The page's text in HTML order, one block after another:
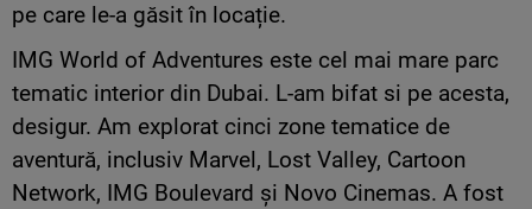
pe care le-a găsit în locație.
IMG World of Adventures este cel mai mare parc
tematic interior din Dubai. L-am bifat si pe acesta,
desigur. Am explorat cinci zone tematice de
aventură, inclusiv Marvel, Lost Valley, Cartoon
Network, IMG Boulevard și Novo Cinemas. A fost